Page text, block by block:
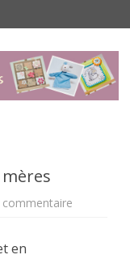
commentaire
en